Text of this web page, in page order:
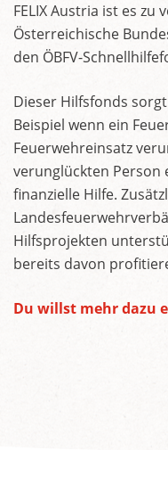
FELIX Austria ist es zu
Österreichische
den ÖBFV-
Dieser Hilfsfonds
Beispiel wenn ein
Feuerwehreinsatz
verunglückten Person
finanzielle Hilfe.
Hilfsprojekten
bereits davon
Du willst mehr dazu